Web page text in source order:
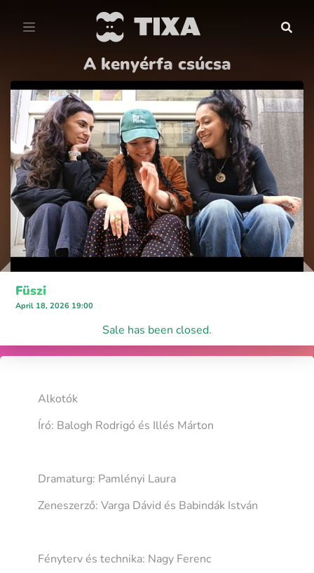
A kenyérfa csúcsa
Füszi
April 18, 2026 19:00
Sale has been closed.
Alkotók
Író: Balogh Rodrigó és Illés Márton
Dramaturg: Pamlényi Laura
Zeneszerző: Varga Dávid és Babindák István
Fényterv és technika: Nagy Ferenc